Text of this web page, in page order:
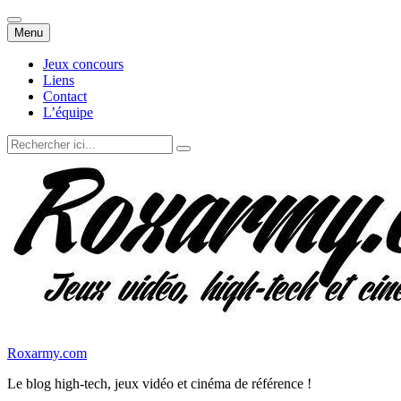
Menu Aller
au
contenu
Jeux concours
Liens
Contact
L’équipe
Recherche
pour
Roxarmy.com
Le blog high-tech, jeux vidéo et cinéma de référence !